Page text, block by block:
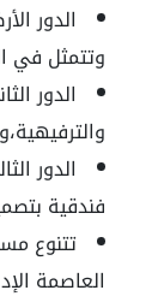
الدور
وتتمثل في
الدور
الدور
فندقية
تتنوع
العاصمة